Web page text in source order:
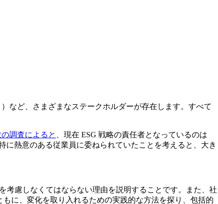
など、さまざまなステークホルダーが存在します。すべて
調査によると
、現在 ESG 戦略の責任者となっているのは
熱意のある従業員に委ねられていたことを考えると、大き
考慮しなくてはならない理由を説明することです。また、社
に、変化を取り入れるための実践的な方法を探り、包括的